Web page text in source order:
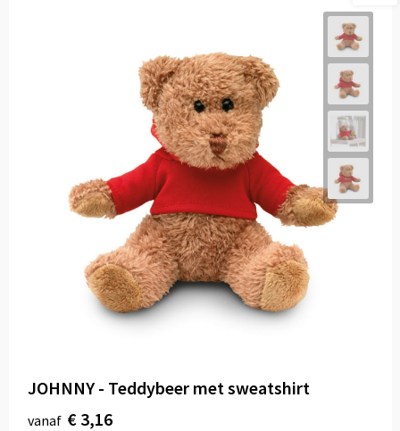
JOHNNY - Teddybeer met sweatshirt
vanaf € 3,16